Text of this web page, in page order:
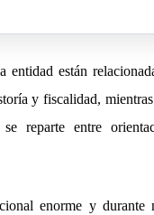
entidad están
ía y fiscalidad,
reparte entre
enorme y durante